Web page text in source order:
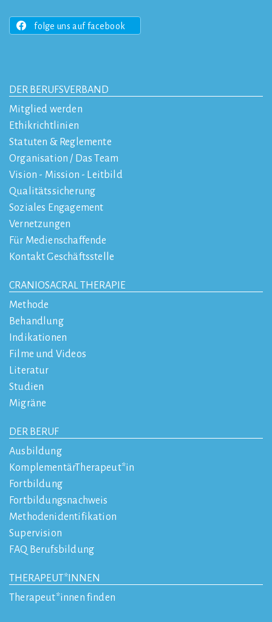
folge uns auf facebook
DER BERUFSVERBAND
Mitglied werden
Ethikrichtlinien
Statuten & Reglemente
Organisation / Das Team
Vision - Mission - Leitbild
Qualitätssicherung
Soziales Engagement
Vernetzungen
Für Medienschaffende
Kontakt Geschäftsstelle
CRANIOSACRAL THERAPIE
Methode
Behandlung
Indikationen
Filme und Videos
Literatur
Studien
Migräne
DER BERUF
Ausbildung
KomplementärTherapeut*in
Fortbildung
Fortbildungsnachweis
Methodenidentifikation
Supervision
FAQ Berufsbildung
THERAPEUT*INNEN
Therapeut*innen finden